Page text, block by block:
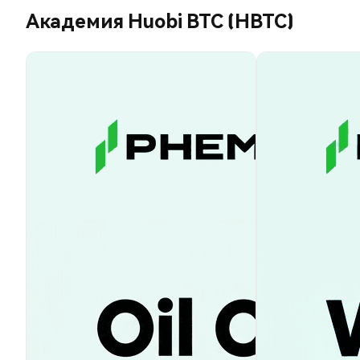
Академия Huobi BTC (HBTC)